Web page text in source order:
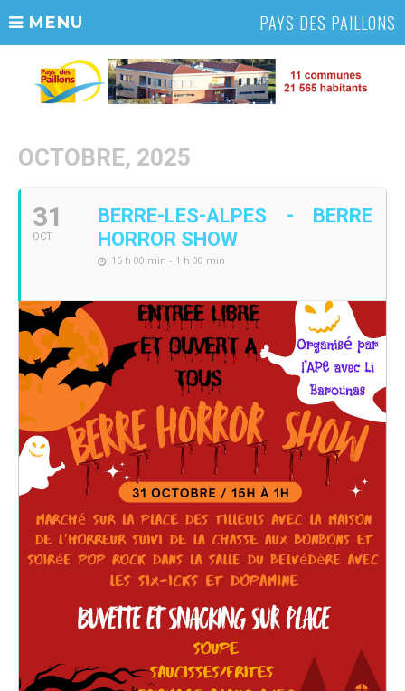
MENU PAYS DES PAILLONS
OCTOBRE, 2025
31
OCT
BERRE-LES-ALPES - BERRE
HORROR SHOW
15 h 00 min - 1 h 00 min